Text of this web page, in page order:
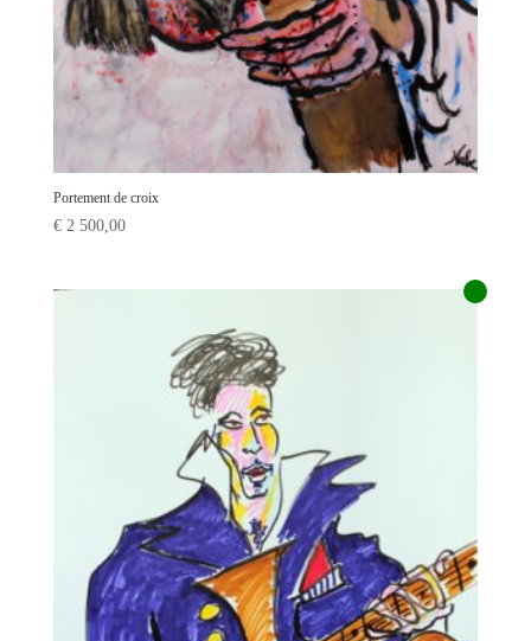
Portement de croix
€2 500,00